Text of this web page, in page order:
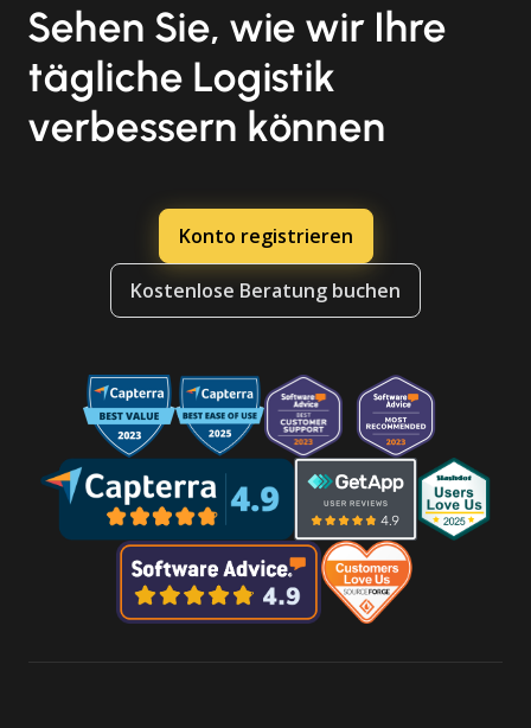
Sehen Sie, wie wir Ihre
tägliche Logistik
verbessern können
Konto registrieren
Kostenlose Beratung buchen